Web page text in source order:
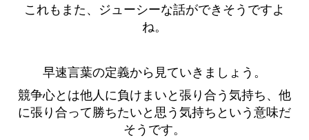
これもまた、ジューシーな話ができそうですよ
ね。
早速言葉の定義から見ていきましょう。
競争心とは他人に負けまいと張り合う気持ち、他
に張り合って勝ちたいと思う気持ちという意味だ
そうです。